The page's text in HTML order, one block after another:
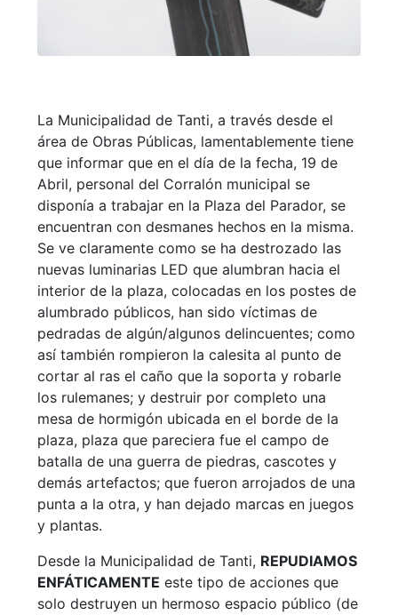
La Municipalidad de Tanti, a través desde el
área de Obras Públicas, lamentablemente tiene
que informar que en el día de la fecha, 19 de
Abril, personal del Corralón municipal se
disponía a trabajar en la Plaza del Parador, se
encuentran con desmanes hechos en la misma.
Se ve claramente como se ha destrozado las
nuevas luminarias LED que alumbran hacia el
interior de la plaza, colocadas en los postes de
alumbrado públicos, han sido víctimas de
pedradas de algún/algunos delincuentes; como
así también rompieron la calesita al punto de
cortar al ras el caño que la soporta y robarle
los rulemanes; y destruir por completo una
mesa de hormigón ubicada en el borde de la
plaza, plaza que pareciera fue el campo de
batalla de una guerra de piedras, cascotes y
demás artefactos; que fueron arrojados de una
punta a la otra, y han dejado marcas en juegos
y plantas.
Desde la Municipalidad de Tanti, REPUDIAMOS
ENFÁTICAMENTE este tipo de acciones que
solo destruyen un hermoso espacio público (de